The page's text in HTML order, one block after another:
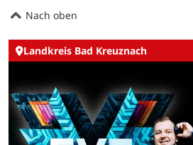
Nach oben
Landkreis Bad Kreuznach